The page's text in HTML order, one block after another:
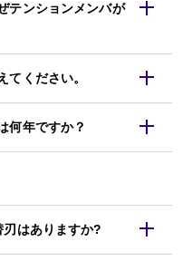
テンションメンバが
てください。
何年ですか？
はありますか?